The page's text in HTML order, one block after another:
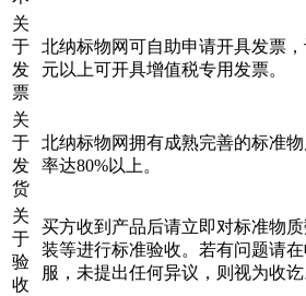
关
于
发
票
北纳标物网可自助申请开具发票
元以上可开具增值税专用发票。
关
于
发
货
北纳标物网拥有成熟完善的标准
率达80%以上。
关
于
验
收
买方收到产品后请立即对标准物
装等进行标准验收。若有问题请
服，未提出任何异议，则视为收讫